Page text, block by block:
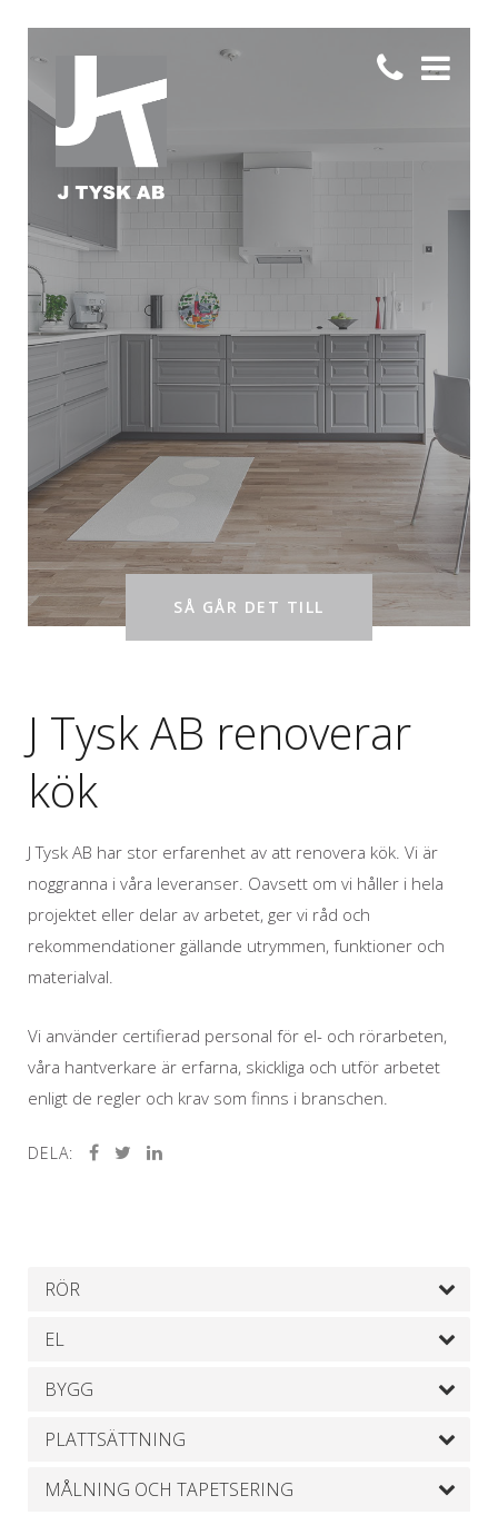
SÅ GÅR DET TILL
J Tysk AB renoverar
kök
J Tysk AB har stor erfarenhet av att renovera kök. Vi är
noggranna i våra leveranser. Oavsett om vi håller i hela
projektet eller delar av arbetet, ger vi råd och
rekommendationer gällande utrymmen, funktioner och
materialval.
Vi använder certifierad personal för el- och rörarbeten,
våra hantverkare är erfarna, skickliga och utför arbetet
enligt de regler och krav som finns i branschen.
DELA:
RÖR
EL
BYGG
PLATTSÄTTNING
MÅLNING OCH TAPETSERING